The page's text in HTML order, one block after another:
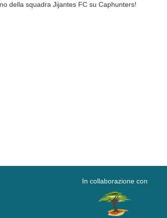
della squadra Jijantes FC su Caphunters!
In collaborazione con